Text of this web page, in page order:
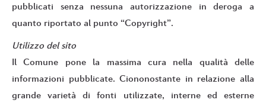
pubblicati senza nessuna autorizzazione in deroga a
quanto riportato al punto “Copyright”.
Utilizzo del sito
Il Comune pone la massima cura nella qualità delle
informazioni pubblicate. Ciononostante in relazione alla
grande varietà di fonti utilizzate, interne ed esterne